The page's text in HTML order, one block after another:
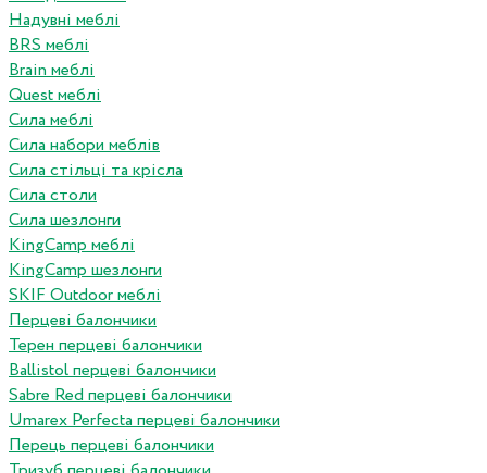
Надувні меблі
BRS меблі
Brain меблі
Quest меблі
Сила меблі
Сила набори меблів
Сила стільці та крісла
Сила столи
Сила шезлонги
KingCamp меблі
KingCamp шезлонги
SKIF Outdoor меблі
Перцеві балончики
Терен перцеві балончики
Ballistol перцеві балончики
Sabre Red перцеві балончики
Umarex Perfecta перцеві балончики
Перець перцеві балончики